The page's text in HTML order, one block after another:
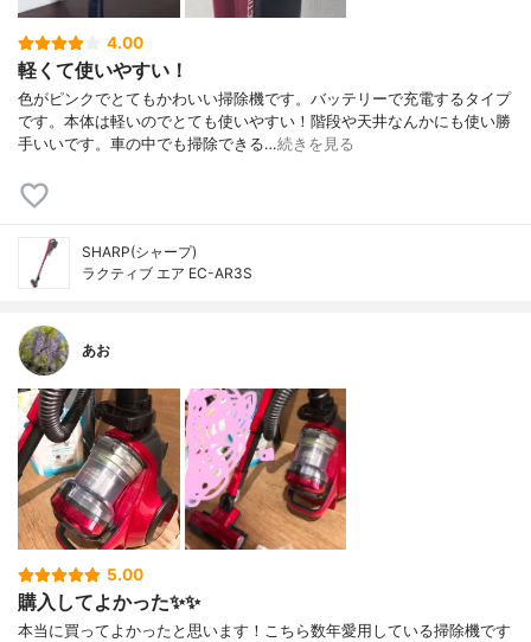
4.00
軽くて使いやすい！
色がピンクでとてもかわいい掃除機です。バッテリーで充電するタイプ
です。本体は軽いのでとても使いやすい！階段や天井なんかにも使い勝
手いいです。車の中でも掃除できる…続きを見る
SHARP(シャープ)
ラクティブ エア EC-AR3S
あお
5.00
購入してよかった✨✨
本当に買ってよかったと思います！こちら数年愛用している掃除機です